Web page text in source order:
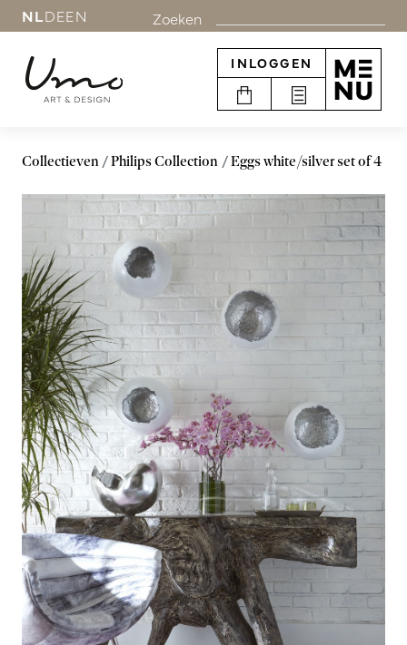
NLDEEN Zoeken
INLOGGEN
Collectieven Philips Collection Eggs white/silver set of 4